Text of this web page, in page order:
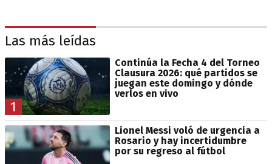
Las más leídas
1
Continúa la Fecha 4 del Torneo
Clausura 2026: qué partidos se
juegan este domingo y dónde
verlos en vivo
Lionel Messi voló de urgencia a
Rosario y hay incertidumbre
por su regreso al fútbol